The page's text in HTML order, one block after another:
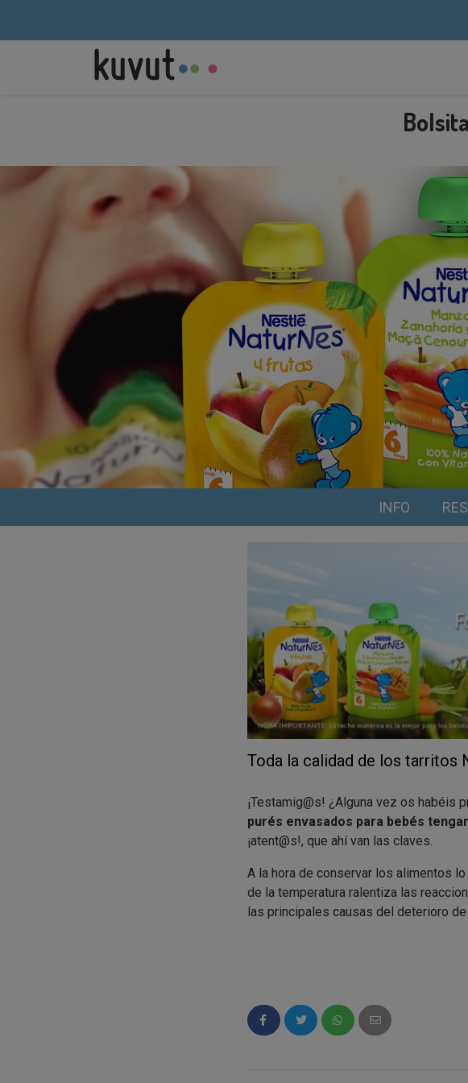
INFO
Toda la calidad de los tarritos
¡Testamig@s! ¿Alguna vez os habéis
purés envasados para bebés
¡atent@s!, que ahí van las claves.
A la hora de conservar los alimentos
de la temperatura ralentiza las
las principales causas del deterioro
dicho desarrollo de microorganismos.
algunos pescados o vinagre en
Entonces, ¿ qué se hace con los
tengan una vida tan larga a